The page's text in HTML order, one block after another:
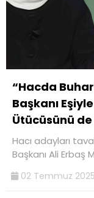
“Hacda
Başkanı
Ütücüsünü
Hacı adayları
Başkanı Ali
02 Temmuz